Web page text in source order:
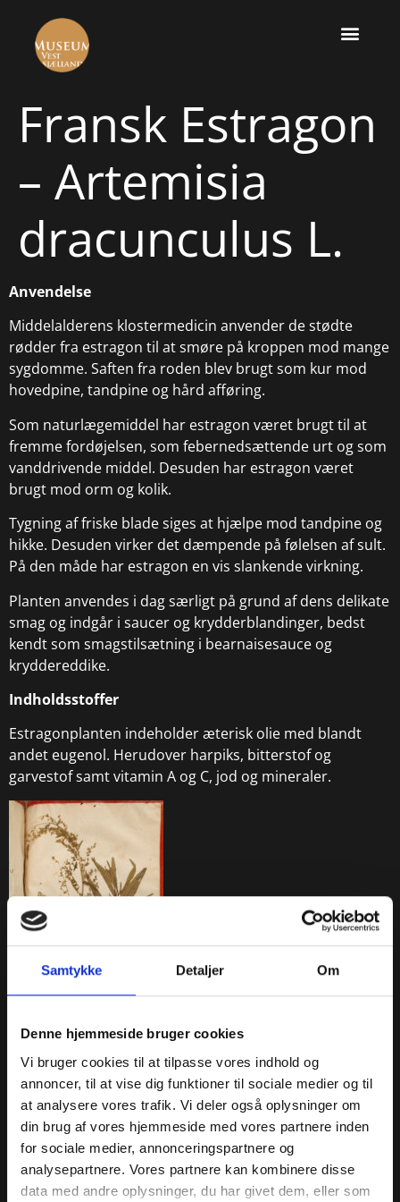
Samtykke Detaljer Om
Denne hjemmeside bruger cookies
Vi bruger cookies til at tilpasse vores indhold og
annoncer, til at vise dig funktioner til sociale medier og til
at analysere vores trafik. Vi deler også oplysninger om
din brug af vores hjemmeside med vores partnere inden
for sociale medier, annonceringspartnere og
analysepartnere. Vores partnere kan kombinere disse
data med andre oplysninger, du har givet dem, eller som
Fransk Estragon
– Artemisia
dracunculus L.
Anvendelse
Middelalderens klostermedicin anvender de stødte
rødder fra estragon til at smøre på kroppen mod mange
sygdomme. Saften fra roden blev brugt som kur mod
hovedpine, tandpine og hård afføring.
Som naturlægemiddel har estragon været brugt til at
fremme fordøjelsen, som febernedsættende urt og som
vanddrivende middel. Desuden har estragon været
brugt mod orm og kolik.
Tygning af friske blade siges at hjælpe mod tandpine og
hikke. Desuden virker det dæmpende på følelsen af sult.
På den måde har estragon en vis slankende virkning.
Planten anvendes i dag særligt på grund af dens delikate
smag og indgår i saucer og krydderblandinger, bedst
kendt som smagstilsætning i bearnaisesauce og
kryddereddike.
Indholdsstoffer
Estragonplanten indeholder æterisk olie med blandt
andet eugenol. Herudover harpiks, bitterstof og
garvestof samt vitamin A og C, jod og mineraler.
Fransk Estragon
Artemisia dracunculus L.
Foto af side i Joachim Bursers herbarium.
« Apotekerhaven